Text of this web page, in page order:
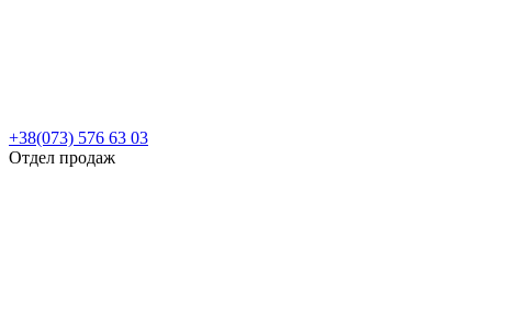
+38(073) 576 63 03
Отдел продаж